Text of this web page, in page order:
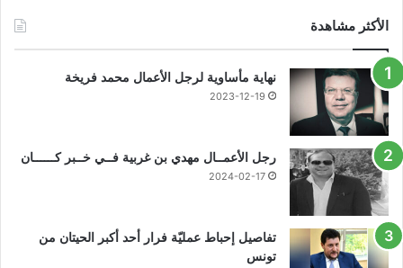
الأكثر مشاهدة
نهاية مأساوية لرجل الأعمال محمد فريخة
2023-12-19
رجل الأعمــال مهدي بن غربية فــي خــبر كــــــان
2024-02-17
تفاصيل إحباط عمليّة فرار أحد أكبر الحيتان من
تونس